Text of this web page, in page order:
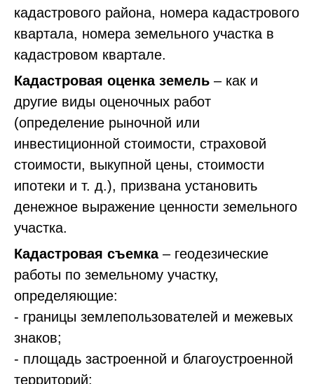
кадастрового района, номера кадастрового
квартала, номера земельного участка в
кадастровом квартале.
Кадастровая оценка земель – как и
другие виды оценочных работ
(определение рыночной или
инвестиционной стоимости, страховой
стоимости, выкупной цены, стоимости
ипотеки и т. д.), призвана установить
денежное выражение ценности земельного
участка.
Кадастровая съемка– геодезические
работы по земельному участку,
определяющие:
- границы землепользователей и межевых
знаков;
- площадь застроенной и благоустроенной
территорий;